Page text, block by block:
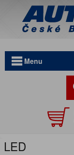
Menu
LED